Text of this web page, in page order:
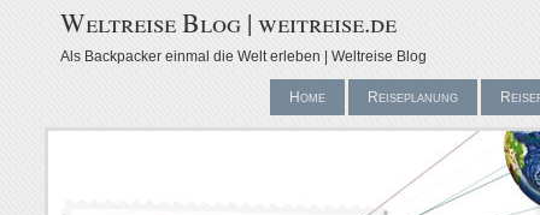
Weltreise Blog | weitreise.de
Als Backpacker einmal die Welt erleben | Weltreise Blog
Home Reiseplanung